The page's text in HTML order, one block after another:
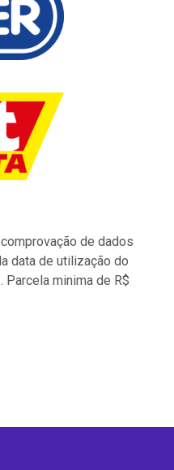
de dados
data de utilização do
Parcela minima de R$